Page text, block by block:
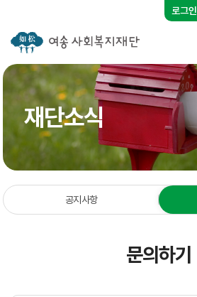
로그인
재단소식
공지사항
문의하기